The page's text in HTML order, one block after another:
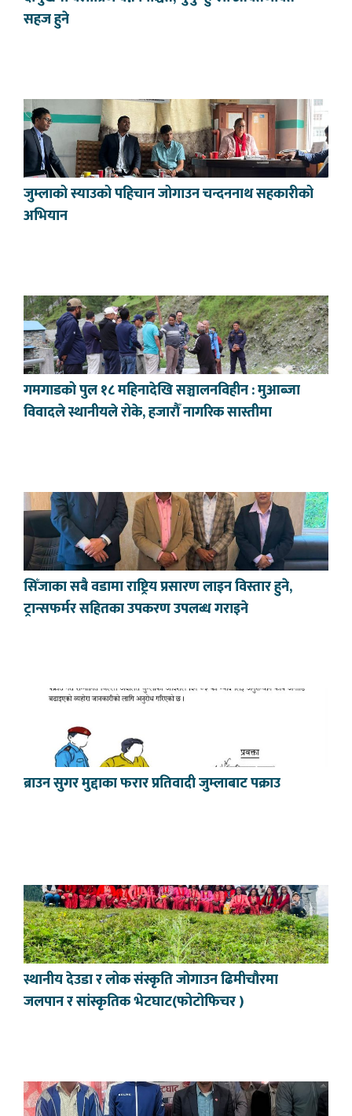
सहज हुने
जुम्लाको स्याउको पहिचान जोगाउन चन्दननाथ सहकारीको
अभियान
गमगाडको पुल १८ महिनादेखि सञ्चालनविहीन : मुआब्जा
विवादले स्थानीयले रोके, हजारौँ नागरिक सास्तीमा
सिँजाका सबै वडामा राष्ट्रिय प्रसारण लाइन विस्तार हुने,
ट्रान्सफर्मर सहितका उपकरण उपलब्ध गराइने
ब्राउन सुगर मुद्दाका फरार प्रतिवादी जुम्लाबाट पक्राउ
स्थानीय देउडा र लोक संस्कृति जोगाउन ढिमीचौरमा
जलपान र सांस्कृतिक भेटघाट(फोटोफिचर )